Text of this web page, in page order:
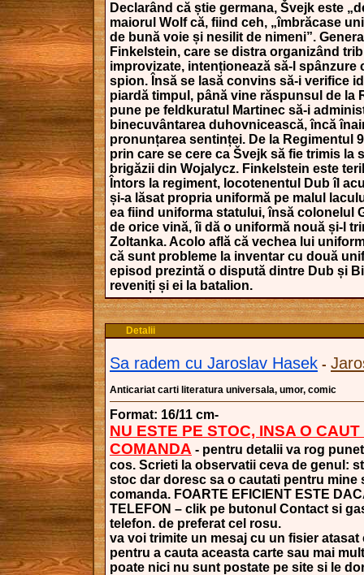
Declarând că știe germana, Švejk este
maiorul Wolf că, fiind ceh, „îmbrăcase
de bună voie și nesilit de nimeni”.
Finkelstein, care se distra organizând
improvizate, intenționează să-l spânzure
spion. Însă se lasă convins să-i verifice
piardă timpul, până vine răspunsul de la
pune pe feldkuratul Martinec să-i
binecuvântarea duhovnicească, încă
pronunțarea sentinței. De la Regimentul
prin care se cere ca Švejk să fie trimis la
brigăzii din Wojalycz. Finkelstein este
Întors la regiment, locotenentul Dub îl
și-a lăsat propria uniformă pe malul
ea fiind uniforma statului, însă colonelul
de orice vină, îi dă o uniformă nouă și-l
Zoltanka. Acolo află că vechea lui
că sunt probleme la inventar cu două
episod prezintă o dispută dintre Dub și
reveniți și ei la batalion.
Detalii
Sa radem cu Jaroslav Hasek -
Anticariat carti literatura universala, umor, comic
Format: 16/11 cm-
NU ESTE PE STOC, INSA O
COMANDA - pentru detalii va rog
cos. Scrieti la observatii ceva de genul:
stoc dar doresc sa o cautati pentru mine
comanda. FOARTE EFICIENT ESTE
TELEFON – clik pe butonul Contact si
telefon. de preferat cel rosu.
va voi trimite un mesaj cu un fisier
pentru a cauta aceasta carte sau mai
poate nici nu sunt postate pe site si le